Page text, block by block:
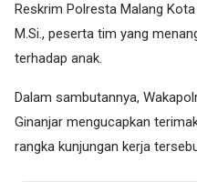
Reskrim Polresta Malang
M.Si., peserta tim yang
terhadap anak.
Dalam sambutannya,
Ginanjar mengucapkan
rangka kunjungan kerja